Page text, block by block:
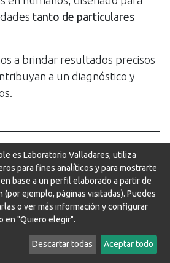
tanto de particulares
a brindar resultados precisos
a un diagnóstico y
alguno de nuestros perfiles
Consulta los perfiles
es Laboratorio Valladares, utiliza
para fines analíticos y para mostrarte
base a un perfil elaborado a partir de
ejemplo, páginas visitadas). Puedes
o ver más información y configurar
en "Quiero elegir".
Descartar todas Aceptar todo